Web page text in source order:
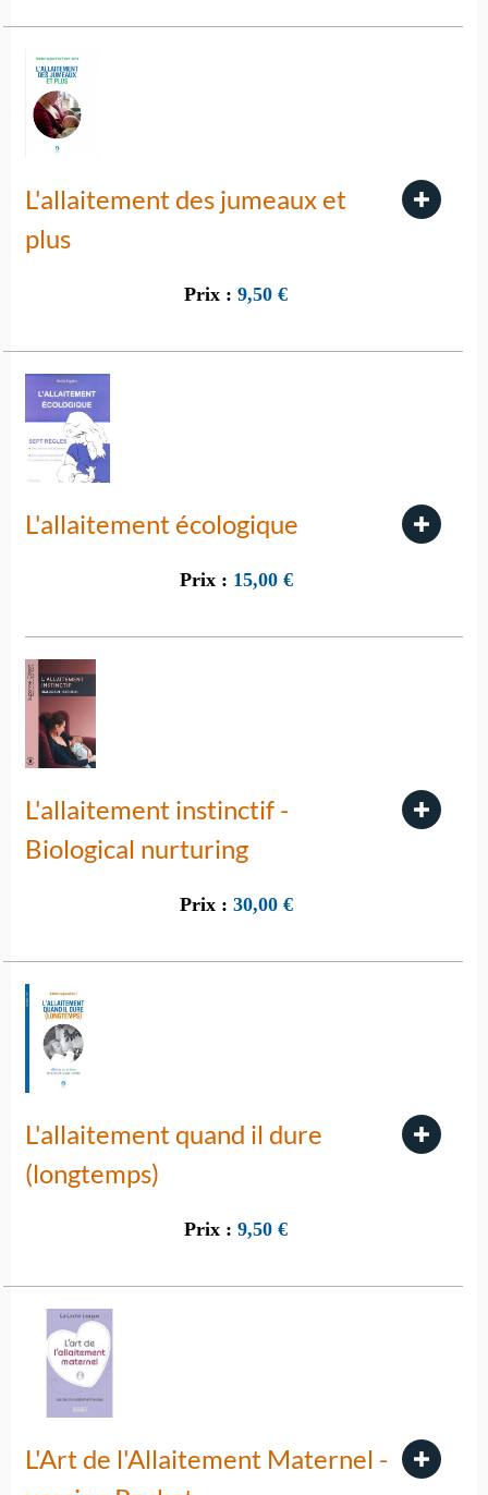
L'allaitement des jumeaux et
plus
Prix : 9,50 €
L'allaitement écologique
Prix : 15,00 €
L'allaitement instinctif -
Biological nurturing
Prix : 30,00 €
L'allaitement quand il dure
(longtemps)
Prix : 9,50 €
L'Art de l'Allaitement Maternel -